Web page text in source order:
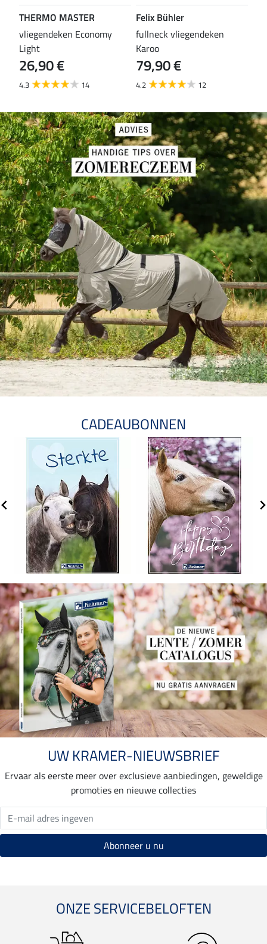
THERMO MASTER
vliegendeken Economy
Light
26,90 €
4.3 14
Felix Bühler
fullneck vliegendeken
Karoo
79,90 €
4.2 12
CADEAUBONNEN
UW KRAMER-NIEUWSBRIEF
Ervaar als eerste meer over exclusieve aanbiedingen, geweldige
promoties en nieuwe collecties
ONZE SERVICEBELOFTEN